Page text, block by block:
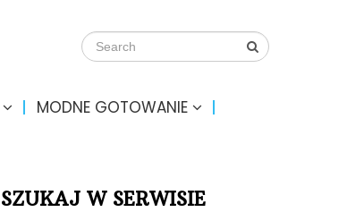
MODNE GOTOWANIE
SZUKAJ W SERWISIE